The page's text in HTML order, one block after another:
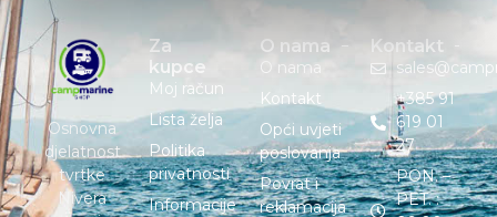
Osnovna
djelatnost
tvrtke
Nivera
Za
kupce
Moj račun
Lista želja
Politika
privatnosti
Informacije
O nama
O nama
Kontakt
Opći uvjeti
poslovanja
Povrat i
reklamacija
Kontakt
+385 91
619 01
27
PON. –
PET. :